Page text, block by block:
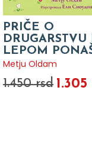
PRIČE O
DRUGARSTVU I
LEPOM
Metju Oldam
1.450 rsd 1.305